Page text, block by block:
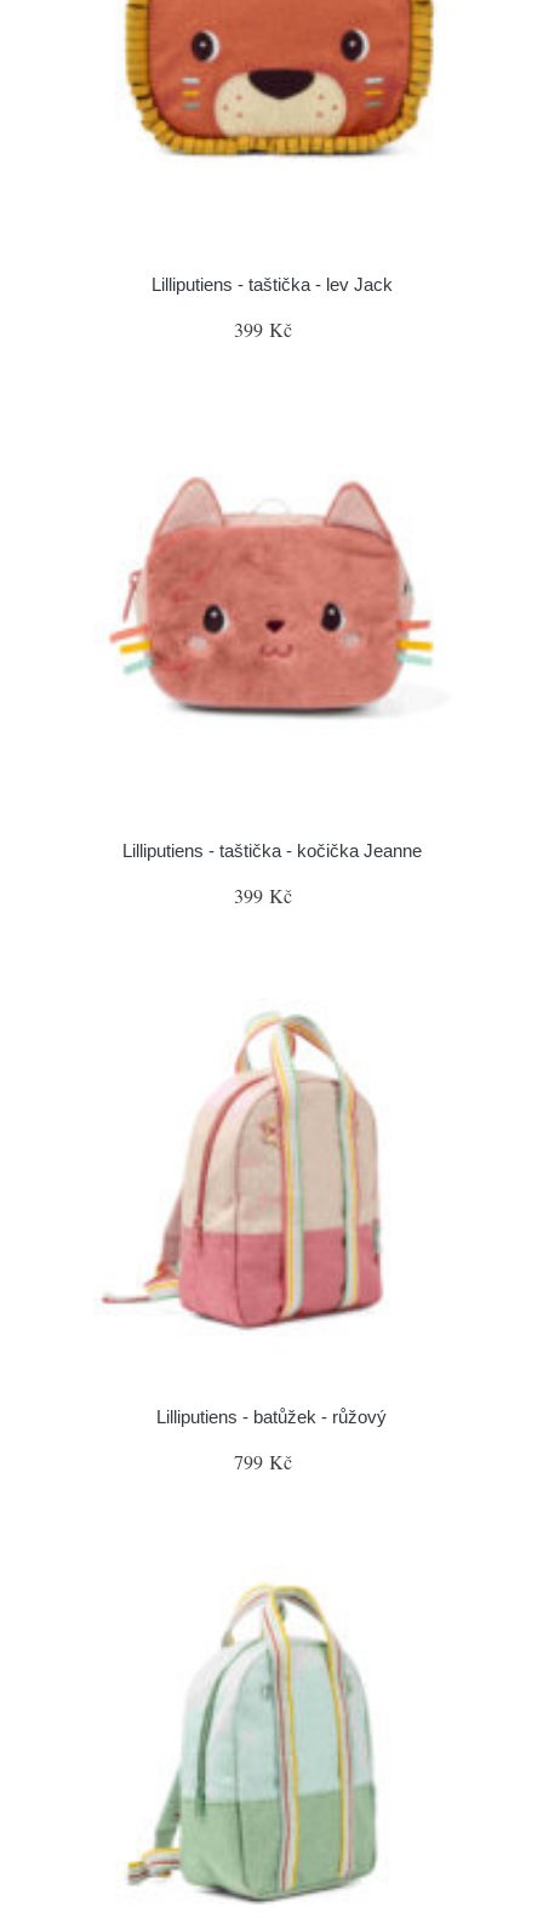
Lilliputiens - taštička - lev Jack
399 Kč
Lilliputiens - taštička - kočička Jeanne
399 Kč
Lilliputiens - batůžek - růžový
799 Kč